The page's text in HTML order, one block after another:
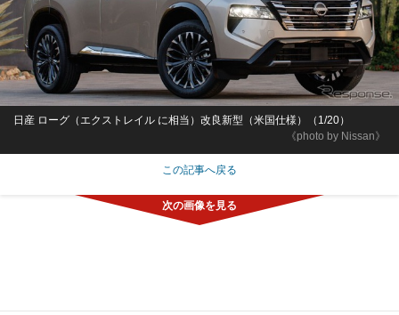
《photo by Nissan》
日産 ローグ（エクストレイル に相当）改良新型（米国仕様）（1/20）
この記事へ戻る